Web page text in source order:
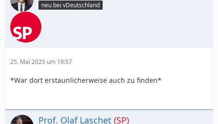
neu bei vDeutschland
25. Mai 2025 um 19:57
*War dort erstaunlicherweise auch zu finden*
Prof. Olaf Laschet (SP)